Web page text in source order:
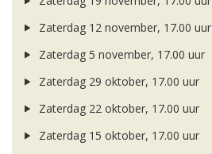
Zaterdag 12 november, 17.00 uur
Zaterdag 5 november, 17.00 uur
Zaterdag 29 oktober, 17.00 uur
Zaterdag 22 oktober, 17.00 uur
Zaterdag 15 oktober, 17.00 uur